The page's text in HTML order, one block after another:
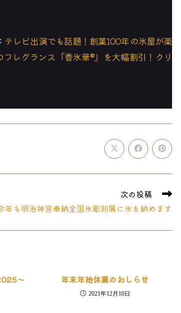
テレビ出演でも話題！創業100年の氷屋が楽
レグランス『香氷華®』を大幅割引！クリ
Opens
in
new
Opens
in
new
Opens
in
new
次の投稿
年も明治神宮奉納全国氷彫刻展に氷を納めます
～
年末年始休業のおしらせ
2021年12月10日